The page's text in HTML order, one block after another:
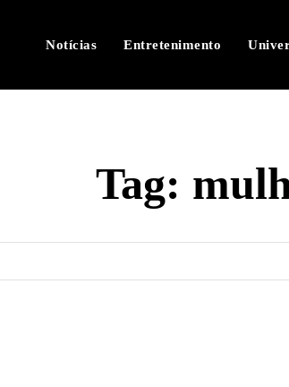
Notícias Entretenimento
Tag: